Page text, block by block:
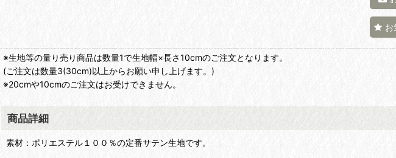
お
※生地等の量り売り商品は数量1で生地幅×長さ10cmのご注文となります。
(ご注文は数量3(30cm)以上からお願い申し上げます。)
※20cmや10cmのご注文はお受けできません。
商品詳細
素材：ポリエステル１００％の定番サテン生地です。